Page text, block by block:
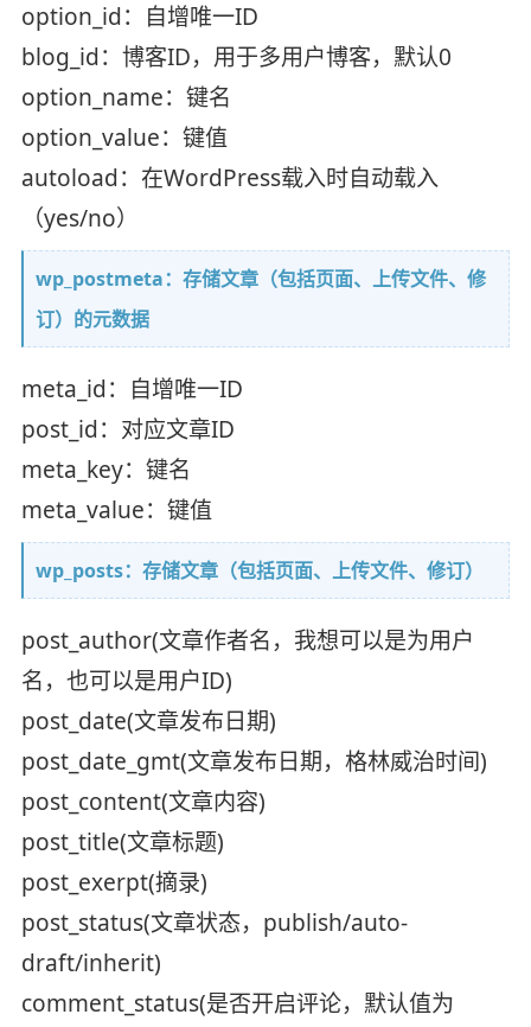
option_id：自增唯一ID
blog_id：博客ID，用于多用户博客，默认0
option_name：键名
option_value：键值
autoload：在WordPress载入时自动载入
（yes/no）
wp_postmeta：存储文章（包括页面、上传文件、修
订）的元数据
meta_id：自增唯一ID
post_id：对应文章ID
meta_key：键名
meta_value：键值
wp_posts：存储文章（包括页面、上传文件、修订）
post_author(文章作者名，我想可以是为用户
名，也可以是用户ID)
post_date(文章发布日期)
post_date_gmt(文章发布日期，格林威治时间)
post_content(文章内容)
post_title(文章标题)
post_exerpt(摘录)
post_status(文章状态，publish/auto-
draft/inherit)
comment_status(是否开启评论，默认值为